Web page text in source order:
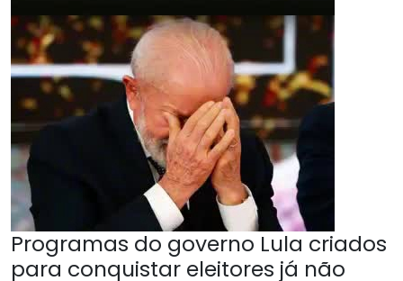
Programas do governo Lula criados
para conquistar eleitores já não